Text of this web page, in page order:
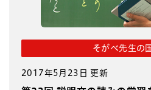
そがべ先生の
2017年5月23日 更新